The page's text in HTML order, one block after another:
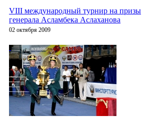
VIII международный турнир на призы
генерала Асламбека Аслаханова
02 октября 2009